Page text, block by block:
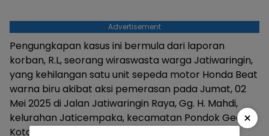
Advertisement
Pengungkapan kasus ini bermula dari laporan
korban, R.L, seorang wiraswasta warga Jatiwaringin,
yang kehilangan satu unit sepeda motor Honda Beat
warna biru akibat aksi pemerasan pada Jumat, 02
Mei 2025 di Jalan Jatiwaringin Raya, Gg. H. Mahdi,
kelurahan Jaticempaka, kecamatan Pondok Gede,
Kota Bekasi.
×